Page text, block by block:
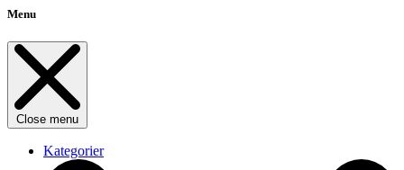
Menu
Close menu
Kategorier